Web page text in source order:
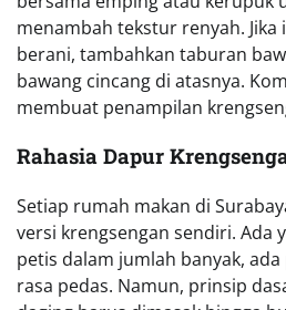
menambah tekstur renyah. Jika
berani, tambahkan taburan
bawang cincang di atasnya.
membuat penampilan
Rahasia Dapur
Setiap rumah makan di
versi krengsengan sendiri. Ada
petis dalam jumlah banyak,
rasa pedas. Namun, prinsip